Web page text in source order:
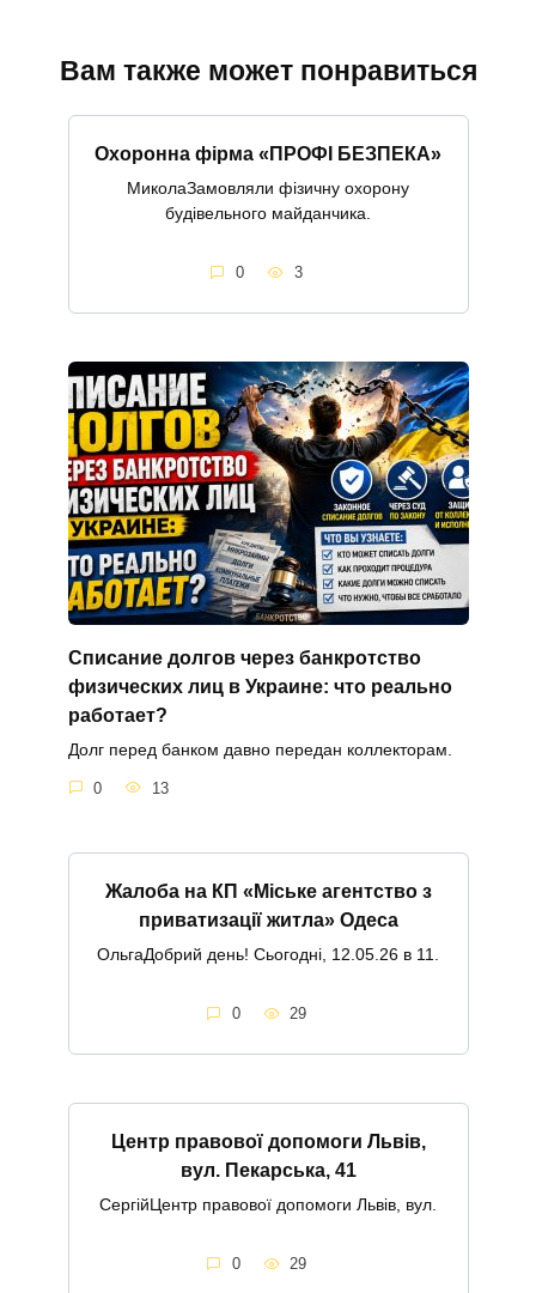
Вам также может понравиться
Охоронна фірма «ПРОФІ БЕЗПЕКА»
МиколаЗамовляли фізичну охорону
будівельного майданчика.
0 3
Списание долгов через банкротство
физических лиц в Украине: что реально
работает?
Долг перед банком давно передан коллекторам.
0 13
Жалоба на КП «Міське агентство з
приватизації житла» Одеса
ОльгаДобрий день! Сьогодні, 12.05.26 в 11.
0 29
Центр правової допомоги Львів,
вул. Пекарська, 41
СергійЦентр правової допомоги Львів, вул.
0 29